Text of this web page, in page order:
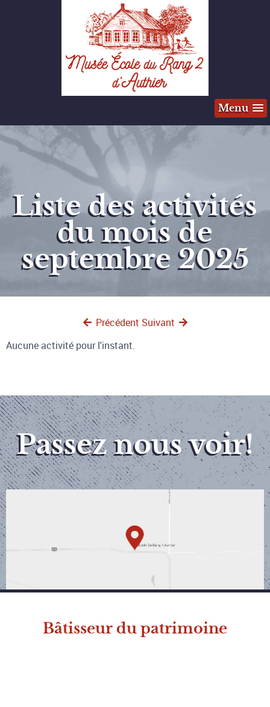
Menu
Liste des activités
du mois de
septembre 2025
Précédent Suivant
Aucune activité pour l'instant.
Passez nous voir!
Bâtisseur du patrimoine